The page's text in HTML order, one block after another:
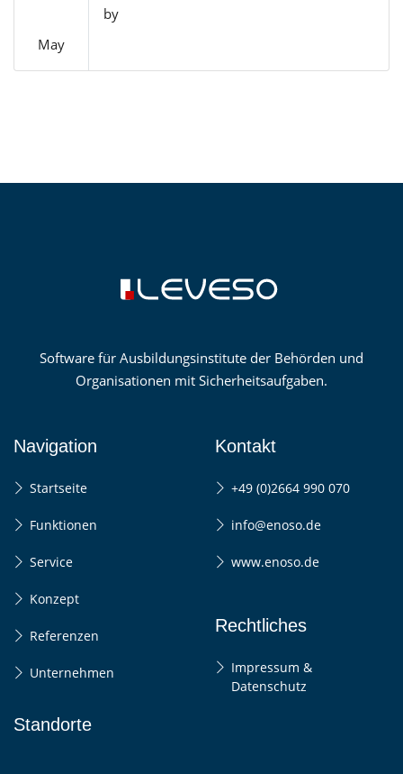
May
by
Software für Ausbildungsinstitute der Behörden und
Organisationen mit Sicherheitsaufgaben.
Navigation
Startseite
Funktionen
Service
Konzept
Referenzen
Unternehmen
Kontakt
+49 (0)2664 990 070
info@enoso.de
www.enoso.de
Rechtliches
Impressum &
Datenschutz
Standorte